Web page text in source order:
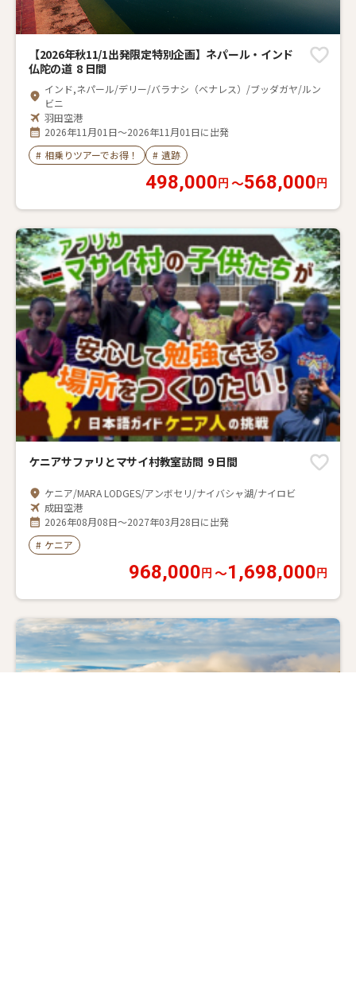
【2026年秋11/1出発限定特別企画】ネパール・インド
仏陀の道 8 日間
インド,ネパール/デリー/バラナシ（ベナレス）/ブッダガヤ/ルン
ビニ
羽田空港
2026年11月01日～2026年11月01日に出発
# 相乗りツアーでお得！ # 遺跡
498,000 円 〜568,000 円
ケニアサファリとマサイ村教室訪問 9 日間
ケニア/MARA LODGES/アンボセリ/ナイバシャ湖/ナイロビ
成田空港
2026年08月08日～2027年03月28日に出発
# ケニア
968,000 円 〜1,698,000 円